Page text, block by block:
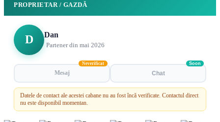
PROPRIETAR / GAZDĂ
D Dan
Partener din mai 2026
Mesaj
Neverificat
Chat
Soon
Datele de contact ale acestei cabane nu au fost încă verificate. Contactul direct
nu este disponibil momentan.